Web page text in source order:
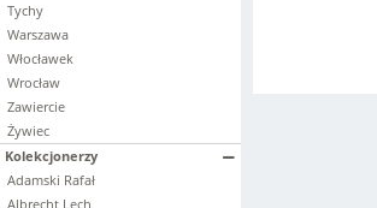
Tychy
Warszawa
Włocławek
Wrocław
Zawiercie
Żywiec
Kolekcjonerzy
Adamski Rafał
Albrecht Lech